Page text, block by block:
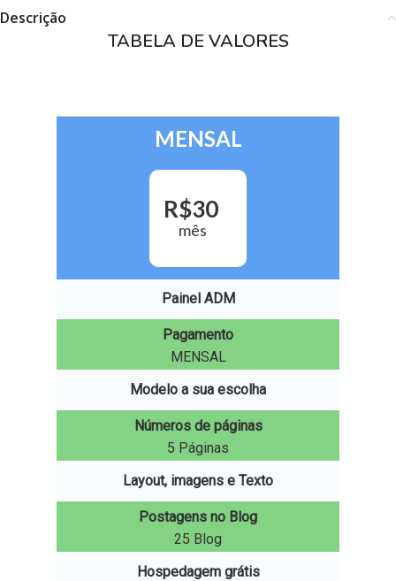
Descrição
TABELA DE VALORES
MENSAL
R$30
mês
Painel ADM
Pagamento
MENSAL
Modelo a sua escolha
Números de páginas
5 Páginas
Layout, imagens e Texto
Postagens no Blog
25 Blog
Hospedagem grátis